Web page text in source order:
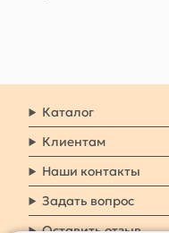
Каталог
Клиентам
Наши контакты
Задать вопрос